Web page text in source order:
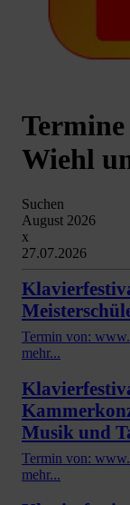
Wiehl
Suchen
August 2026
x
27.07.2026
Termin von:
mehr...
Musik und
Termin von:
mehr...